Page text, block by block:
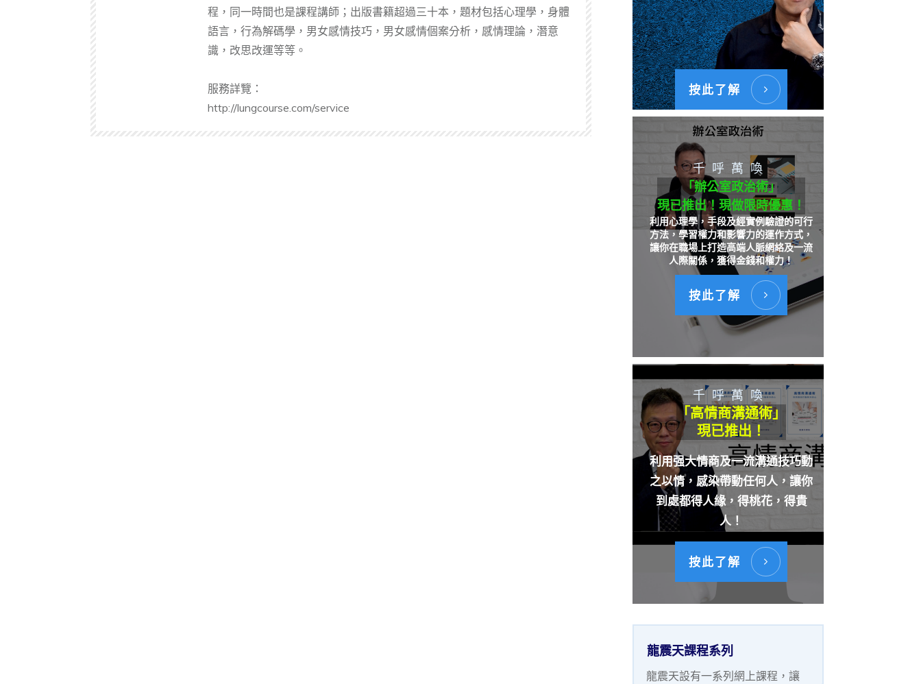
程，同一時間也是課程講師；出版書籍超過三十本，題材包括心理學，身體
語言，行為解碼學，男女感情技巧，男女感情個案分析，感情理論，潛意
識，改思改運等等。
服務詳覽：
http://lungcourse.com/service
按此了解
千呼萬喚
「辦公室政治術」
現已推出！現做限時優惠！
利用心理學，手段及經實例驗證的可行
方法，學習權力和影響力的運作方式，
讓你在職場上打造高端人脈網絡及一流
人際關係，獲得金錢和權力！
按此了解
千呼萬喚
「高情商溝通術」
現已推出！
利用强大情商及一流溝通技巧動
之以情，感染帶動任何人，讓你
到處都得人緣，得桃花，得貴
人！
按此了解
龍震天課程系列
龍震天設有一系列網上課程，讓